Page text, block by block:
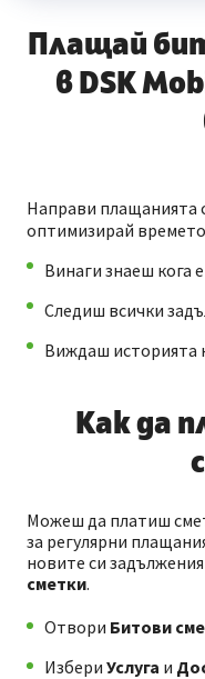
Плащай
в DSK
Направи плащанията
оптимизирай
Винаги знаеш кога
Следиш всички
Виждаш историята
Как да
Mожеш да платиш
за регулярни
новите си
сметки.
Отвори Битови
Избери Услуга и